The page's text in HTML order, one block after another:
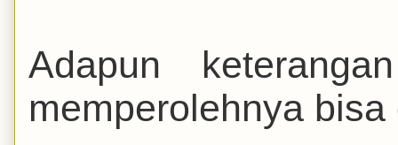
Adapun
memperolehnya